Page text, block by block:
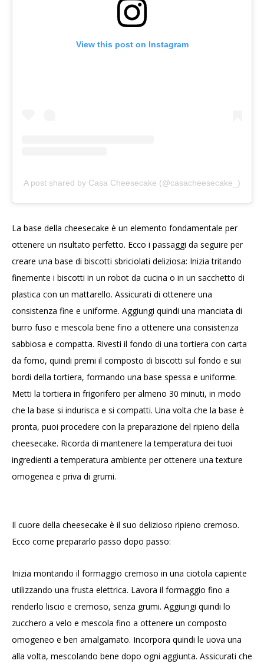
View this post on Instagram
A post shared by Casa Cheesecake (@casacheesecake_)
La base della cheesecake è un elemento fondamentale per
ottenere un risultato perfetto. Ecco i passaggi da seguire per
creare una base di biscotti sbriciolati deliziosa: Inizia tritando
finemente i biscotti in un robot da cucina o in un sacchetto di
plastica con un mattarello. Assicurati di ottenere una
consistenza fine e uniforme. Aggiungi quindi una manciata di
burro fuso e mescola bene fino a ottenere una consistenza
sabbiosa e compatta. Rivesti il fondo di una tortiera con carta
da forno, quindi premi il composto di biscotti sul fondo e sui
bordi della tortiera, formando una base spessa e uniforme.
Metti la tortiera in frigorifero per almeno 30 minuti, in modo
che la base si indurisca e si compatti. Una volta che la base è
pronta, puoi procedere con la preparazione del ripieno della
cheesecake. Ricorda di mantenere la temperatura dei tuoi
ingredienti a temperatura ambiente per ottenere una texture
omogenea e priva di grumi.
Il cuore della cheesecake è il suo delizioso ripieno cremoso.
Ecco come prepararlo passo dopo passo:
Inizia montando il formaggio cremoso in una ciotola capiente
utilizzando una frusta elettrica. Lavora il formaggio fino a
renderlo liscio e cremoso, senza grumi. Aggiungi quindi lo
zucchero a velo e mescola fino a ottenere un composto
omogeneo e ben amalgamato. Incorpora quindi le uova una
alla volta, mescolando bene dopo ogni aggiunta. Assicurati che